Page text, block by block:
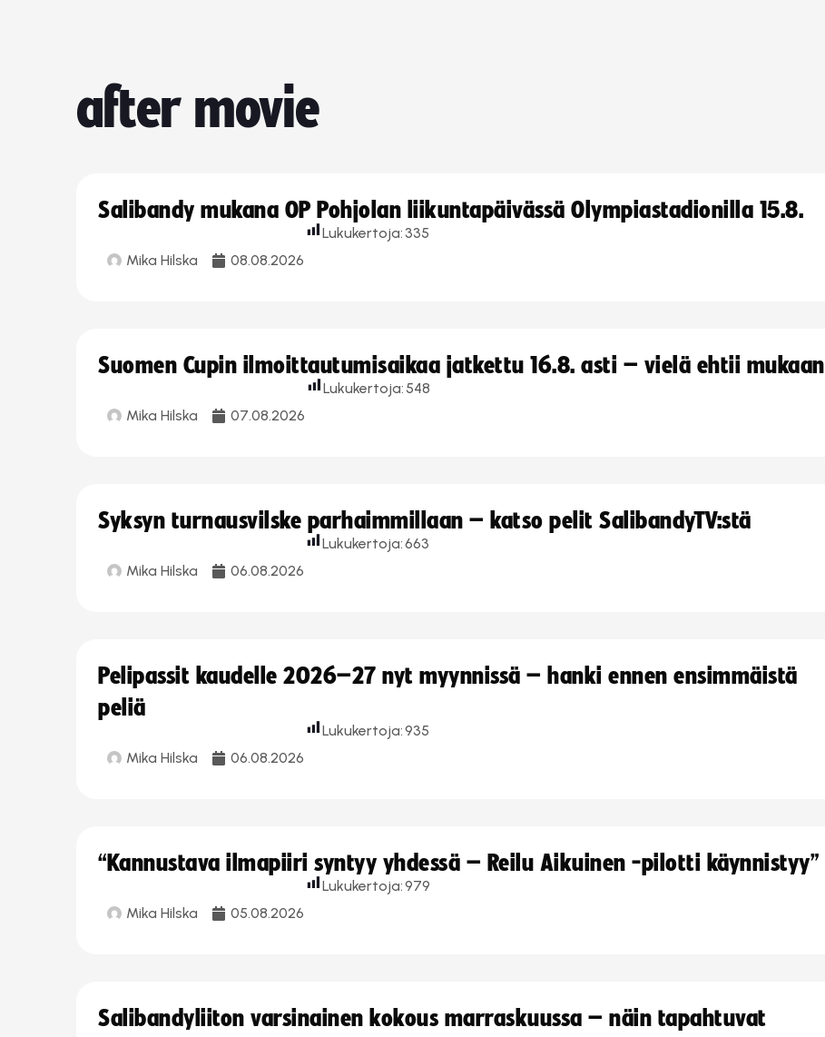
after movie
Salibandy mukana OP Pohjolan liikuntapäivässä Olympiastadionilla 15.8.
Mika Hilska 08.08.2026
Lukukertoja: 335
Suomen Cupin ilmoittautumisaikaa jatkettu 16.8. asti – vielä ehtii mukaan
Mika Hilska 07.08.2026
Lukukertoja: 548
Syksyn turnausvilske parhaimmillaan – katso pelit SalibandyTV:stä
Mika Hilska 06.08.2026
Lukukertoja:663
Pelipassit kaudelle 2026–27 nyt myynnissä – hanki ennen ensimmäistä
peliä
Mika Hilska 06.08.2026
Lukukertoja:935
“Kannustava ilmapiiri syntyy yhdessä – Reilu Aikuinen -pilotti käynnistyy”
Mika Hilska 05.08.2026
Lukukertoja:979
Salibandyliiton varsinainen kokous marraskuussa – näin tapahtuvat